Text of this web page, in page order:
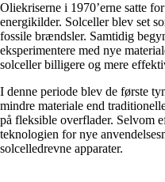
Oliekriserne i 1970’erne satte
energikilder. Solceller blev set
fossile brændsler. Samtidig
eksperimentere med nye
solceller billigere og mere
I denne periode blev de første
mindre materiale end
på fleksible overflader. Selvom
teknologien for nye
solcelledrevne apparater.